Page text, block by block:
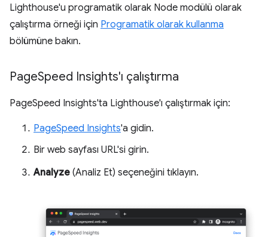
Lighthouse'u programatik olarak Node modülü olarak
çalıştırma örneği için Programatik olarak kullanma
bölümüne bakın.
PageSpeed Insights'ı çalıştırma
PageSpeed Insights'ta Lighthouse'ı çalıştırmak için:
PageSpeed Insights'a gidin.
Bir web sayfası URL'si girin.
Analyze (Analiz Et) seçeneğini tıklayın.